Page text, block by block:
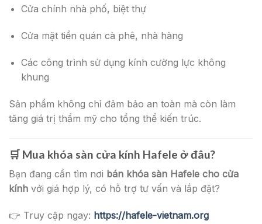
Cửa chính nhà phố, biệt thự
Cửa mặt tiền quán cà phê, nhà hàng
Các công trình sử dụng kính cường lực không
khung
Sản phẩm không chỉ đảm bảo an toàn mà còn làm
tăng giá trị thẩm mỹ cho tổng thể kiến trúc.
🛒 Mua khóa sàn cửa kính Hafele ở đâu?
Bạn đang cần tìm nơi bán khóa sàn Hafele cho cửa
kính với giá hợp lý, có hỗ trợ tư vấn và lắp đặt?
👉 Truy cập ngay: https://hafele-vietnam.org